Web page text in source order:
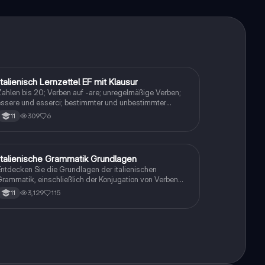
Italienisch Lernzettel EF mit Klausur
bis 20; Verben auf -are; unregelmäßige Verben;
und esserci; bestimmter und unbestimmter
das Substantiv; Verneinung
11 309 6
Italienisch Grammatik Grundlagen
Sie die Grundlagen der italienischen
einschließlich der Konjugation von Verben
-are, -ere, -ire, der Verwendung bestimmter Artikel,
Verneinung und der Fragewörter. Ideal für Anfänger,
11 3,129 115